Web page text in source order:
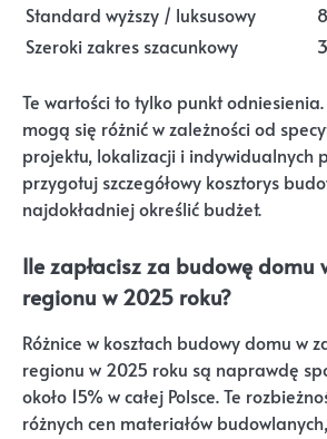
Standard wyższy / luksusowy
Szeroki zakres szacunkowy
Te wartości to tylko punkt odniesienia.
mogą się różnić w zależności od
projektu, lokalizacji i indywidualnych
przygotuj szczegółowy kosztorys
najdokładniej określić budżet.
Ile zapłacisz za budowę domu
regionu w 2025 roku?
Różnice w kosztach budowy domu w
regionu w 2025 roku są naprawdę
około 15% w całej Polsce. Te
różnych cen materiałów